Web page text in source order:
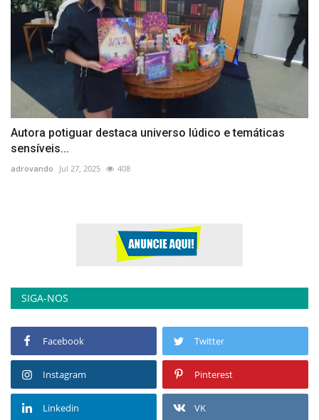
Autora potiguar destaca universo lúdico e temáticas
sensíveis...
adrovando Jul 27, 2025 408
SIGA-NOS
Facebook Twitter
Instagram Pinterest
Linkedin VK